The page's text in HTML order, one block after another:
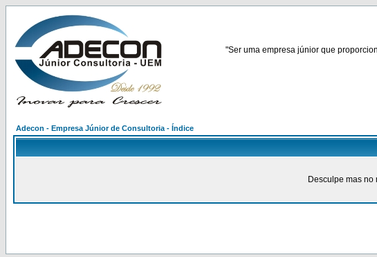
"Ser uma empresa júnior que
Adecon - Empresa Júnior de Consultoria - Índice
Desculpe mas no